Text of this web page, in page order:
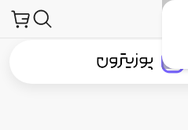
هندزفری هدفون، هدست و هندزفری